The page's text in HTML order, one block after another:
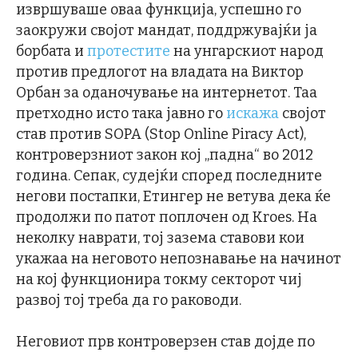
извршуваше оваа функција, успешно го
заокружи својот мандат, поддржувајќи ја
борбата и протестите на унгарскиот народ
против предлогот на владата на Виктор
Орбан за оданочување на интернетот. Таа
претходно исто така јавно го искажа својот
став против SOPA (Stop Online Piracy Act),
контроверзниот закон кој „падна“ во 2012
година. Сепак, судејќи според последните
негови постапки, Етингер не ветува дека ќе
продолжи по патот поплочен од Kroes. На
неколку наврати, тој зазема ставови кои
укажаа на неговото непознавање на начинот
на кој функционира токму секторот чиј
развој тој треба да го раководи.
Неговиот прв контроверзен став дојде по